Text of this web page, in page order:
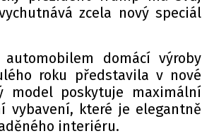
zcela nový speciál
domácí výroby
roku představila v nové
model poskytuje maximální
vybavení, které je elegantně
interiéru.